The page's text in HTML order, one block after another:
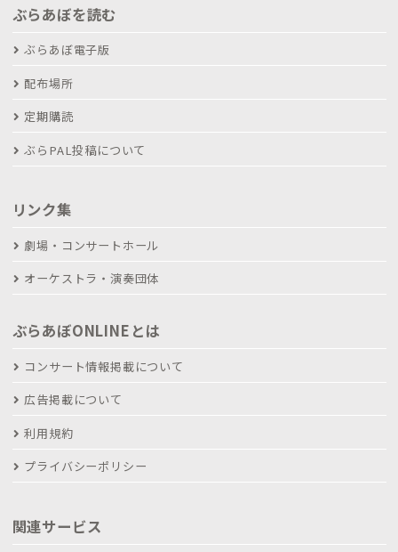
ぶらあぼを読む
ぶらあぼ電子版
配布場所
定期購読
ぶらPAL投稿について
リンク集
劇場・コンサートホール
オーケストラ・演奏団体
ぶらあぼONLINEとは
コンサート情報掲載について
広告掲載について
利用規約
プライバシーポリシー
関連サービス